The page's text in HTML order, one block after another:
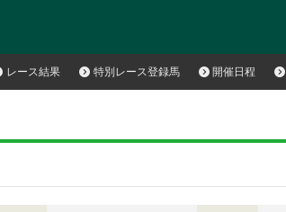
レース結果 特別レース登録馬 開催日程